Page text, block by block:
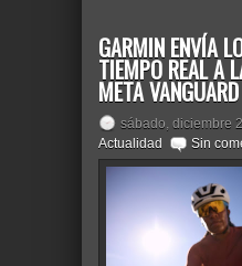
GARMIN ENVÍA
TIEMPO REAL A
META
sábado, diciembre
Actualidad
Sin